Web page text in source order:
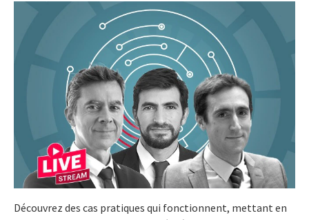
Découvrez des cas pratiques qui fonctionnent, mettant en